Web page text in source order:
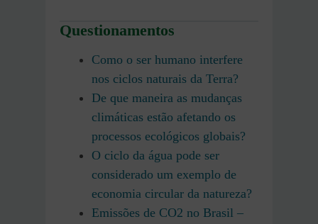
Questionamentos
Como o ser humano interfere
nos ciclos naturais da Terra?
De que maneira as mudanças
climáticas estão afetando os
processos ecológicos globais?
O ciclo da água pode ser
considerado um exemplo de
economia circular da natureza?
Emissões de CO2 no Brasil –